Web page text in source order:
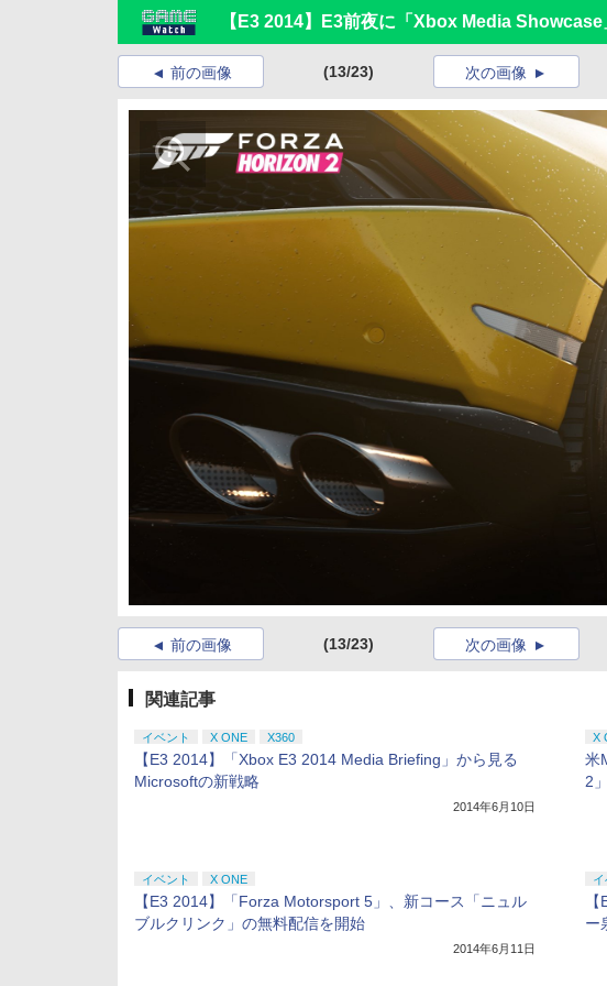
【E3 2014】E3前夜に「Xbox Media
前の画像 (13/23) 次の画像
前の画像 (13/23) 次の画像
関連記事
イベント X ONE X360
【E3 2014】「Xbox E3 2014 Media Briefing」から見る
Microsoftの新戦略
2014年6月10日
X
米
2
イベント X ONE
【E3 2014】「Forza Motorsport 5」、新コース「ニュル
ブルクリンク」の無料配信を開始
2014年6月11日
イ
ー